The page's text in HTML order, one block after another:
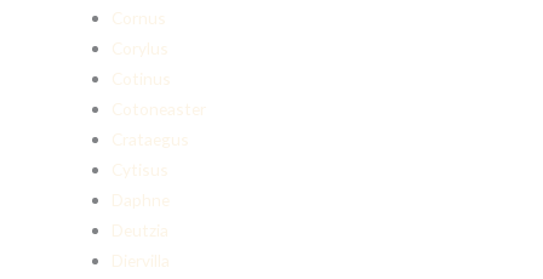
Cornus
Corylus
Cotinus
Cotoneaster
Crataegus
Cytisus
Daphne
Deutzia
Diervilla